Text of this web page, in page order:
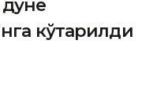
кўтарилди